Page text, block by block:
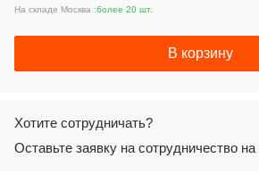
На складе Москва :более 20 шт.
В корзину
Хотите сотрудничать?
Оставьте заявку на сотрудничество на